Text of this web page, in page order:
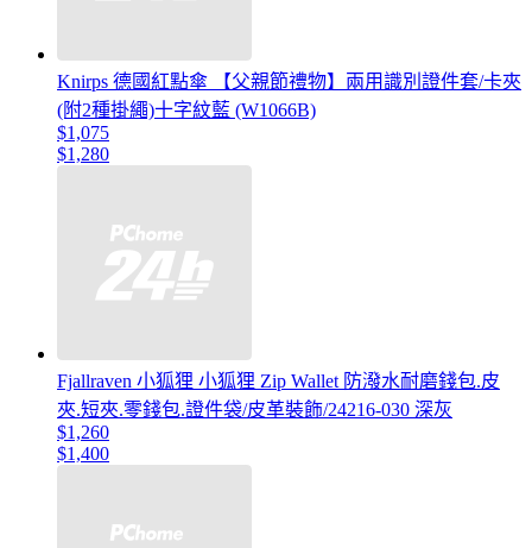
Knirps 德國紅點傘 【父親節禮物】兩用識別證件套/卡夾
(附2種掛繩)十字紋藍 (W1066B)
$1,075
$1,280
Fjallraven 小狐狸 小狐狸 Zip Wallet 防潑水耐磨錢包.皮
夾.短夾.零錢包.證件袋/皮革裝飾/24216-030 深灰
$1,260
$1,400